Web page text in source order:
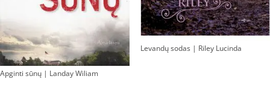
Apginti sūnų | Landay Wiliam
Levandų sodas | Riley Lucinda